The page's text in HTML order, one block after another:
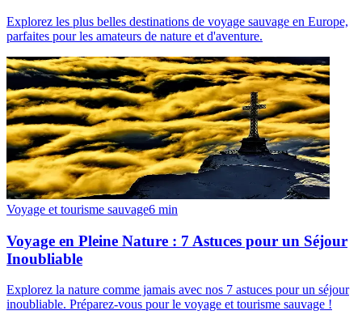
Explorez les plus belles destinations de voyage sauvage en Europe,
parfaites pour les amateurs de nature et d'aventure.
Voyage et tourisme sauvage6 min
Voyage en Pleine Nature : 7 Astuces pour un Séjour
Inoubliable
Explorez la nature comme jamais avec nos 7 astuces pour un séjour
inoubliable. Préparez-vous pour le voyage et tourisme sauvage !